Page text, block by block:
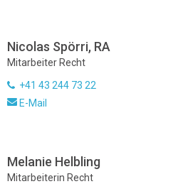
Nicolas Spörri, RA
Mitarbeiter Recht
+41 43 244 73 22
E-Mail
Melanie Helbling
Mitarbeiterin Recht